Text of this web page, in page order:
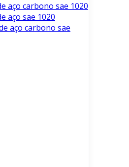
aço carbono sae 1020
aço sae 1020
aço carbono sae